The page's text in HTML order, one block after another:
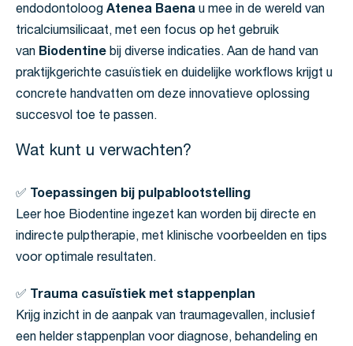
endodontoloog Atenea Baena u mee in de wereld van
tricalciumsilicaat, met een focus op het gebruik
van Biodentine bij diverse indicaties. Aan de hand van
praktijkgerichte casuïstiek en duidelijke workflows krijgt u
concrete handvatten om deze innovatieve oplossing
succesvol toe te passen.
Wat kunt u verwachten?
✅ Toepassingen bij pulpablootstelling
Leer hoe Biodentine ingezet kan worden bij directe en
indirecte pulptherapie, met klinische voorbeelden en tips
voor optimale resultaten.
✅ Trauma casuïstiek met stappenplan
Krijg inzicht in de aanpak van traumagevallen, inclusief
een helder stappenplan voor diagnose, behandeling en